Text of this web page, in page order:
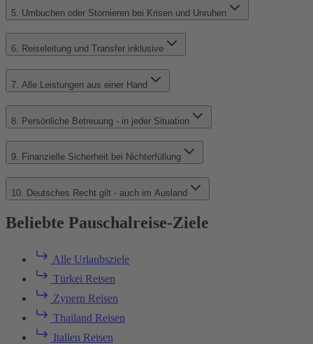
5. Umbuchen oder Stornieren bei Krisen und Unruhen
6. Reiseleitung und Transfer inklusive
7. Alle Leistungen aus einer Hand
8. Persönliche Betreuung - in jeder Situation
9. Finanzielle Sicherheit bei Nichterfüllung
10. Deutsches Recht gilt - auch im Ausland
Beliebte Pauschalreise-Ziele
Alle Urlaubsziele
Türkei Reisen
Zypern Reisen
Thailand Reisen
Italien Reisen